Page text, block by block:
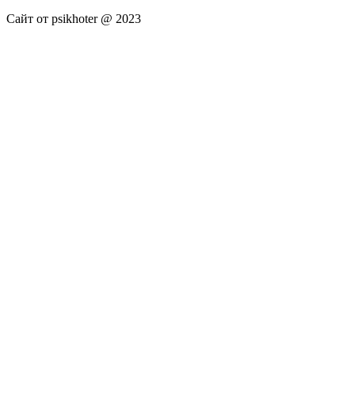
Сайт от psikhoter @ 2023